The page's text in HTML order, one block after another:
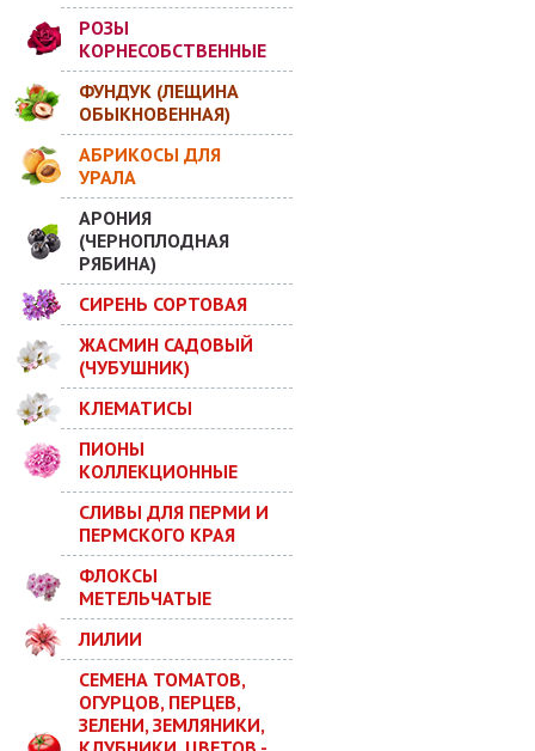
РОЗЫ
КОРНЕСОБСТВЕННЫЕ
ФУНДУК (ЛЕЩИНА
ОБЫКНОВЕННАЯ)
АБРИКОСЫ ДЛЯ
УРАЛА
АРОНИЯ
(ЧЕРНОПЛОДНАЯ
РЯБИНА)
СИРЕНЬ СОРТОВАЯ
ЖАСМИН САДОВЫЙ
(ЧУБУШНИК)
КЛЕМАТИСЫ
ПИОНЫ
КОЛЛЕКЦИОННЫЕ
СЛИВЫ ДЛЯ ПЕРМИ И
ПЕРМСКОГО КРАЯ
ФЛОКСЫ
МЕТЕЛЬЧАТЫЕ
ЛИЛИИ
СЕМЕНА ТОМАТОВ,
ОГУРЦОВ, ПЕРЦЕВ,
ЗЕЛЕНИ, ЗЕМЛЯНИКИ,